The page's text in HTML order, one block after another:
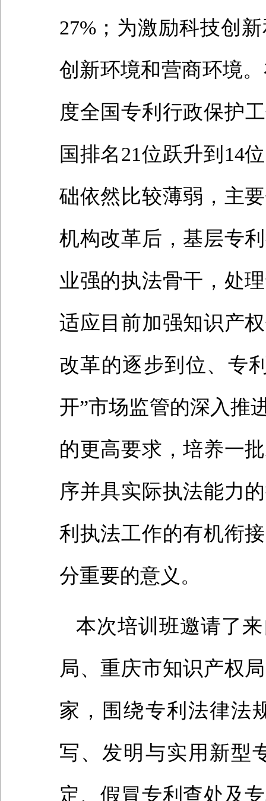
27%；为激励科技创
创新环境和营商环境
度全国专利行政保护
国排名21位跃升到14
础依然比较薄弱，主
机构改革后，基层专
业强的执法骨干，处
适应目前加强知识产
改革的逐步到位、专
开”市场监管的深入推
的更高要求，培养一
序并具实际执法能力
利执法工作的有机衔
分重要的意义。
本次培训班邀请了
局、重庆市知识产权
家，围绕专利法律法
写、发明与实用新型
定、假冒专利查处及